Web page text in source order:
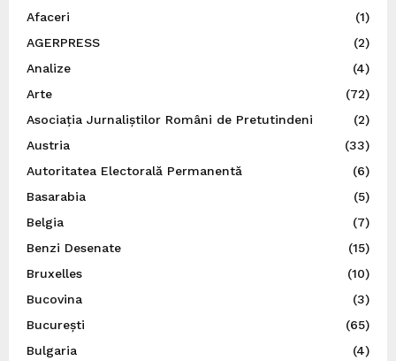
Afaceri
(1)
AGERPRESS
(2)
Analize
(4)
Arte
(72)
Asociația Jurnaliștilor Români de Pretutindeni
(2)
Austria
(33)
Autoritatea Electorală Permanentă
(6)
Basarabia
(5)
Belgia
(7)
Benzi Desenate
(15)
Bruxelles
(10)
Bucovina
(3)
București
(65)
Bulgaria
(4)